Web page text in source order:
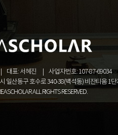
대표: 서혜진 사업자번호: 107-87-69034
일산동구 호수로 340-38(백석동) 비잔티움 1
ALL RIGHTS RESERVED.